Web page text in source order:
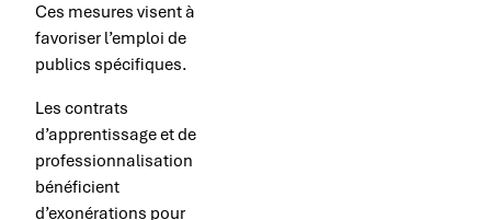
Ces mesures visent à
favoriser l’emploi de
publics spécifiques.
Les contrats
d’apprentissage et de
professionnalisation
bénéficient
d’exonérations pour